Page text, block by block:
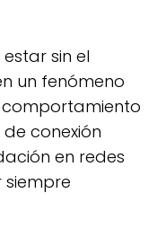
sin el
un fenómeno
comportamiento
conexión
en redes
siempre